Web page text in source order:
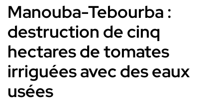
Manouba-Tebourba :
destruction de cinq
hectares de tomates
irriguées avec des eaux
usées